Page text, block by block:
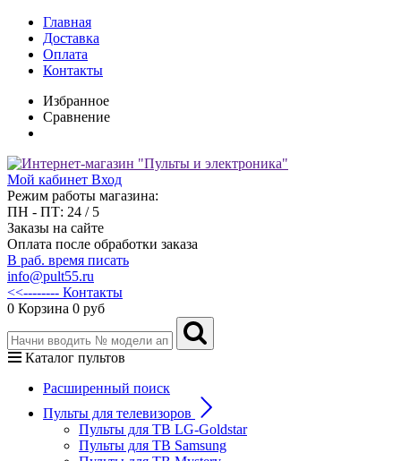
Главная
Доставка
Оплата
Контакты
Избранное
Сравнение
Мой кабинет Вход
Режим работы магазина:
ПН - ПТ: 24 / 5
Заказы на сайте
Оплата после обработки заказа
В раб. время писать
info@pult55.ru
<<-------- Контакты
0 Корзина 0 руб
Каталог пультов
Расширенный поиск
Пульты для телевизоров
Пульты для ТВ LG-Goldstar
Пульты для ТВ Samsung